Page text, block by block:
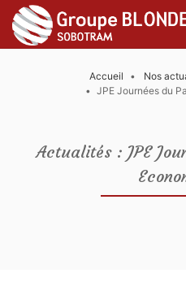
Accueil Nos
JPE Journées du
Actualités : JPE